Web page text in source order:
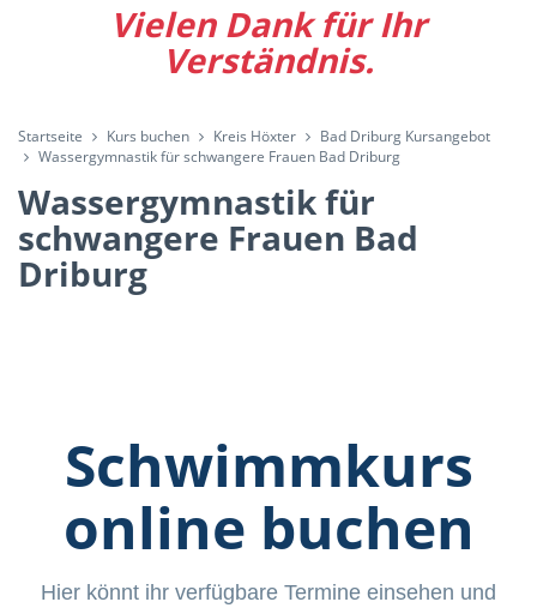
Vielen Dank für Ihr
Verständnis.
Startseite Kurs buchen Kreis Höxter
Bad Driburg Kursangebot
Wassergymnastik für schwangere Frauen Bad Driburg
Wassergymnastik für
schwangere Frauen Bad
Driburg
Schwimmkurs
online buchen
Hier könnt ihr verfügbare Termine einsehen und